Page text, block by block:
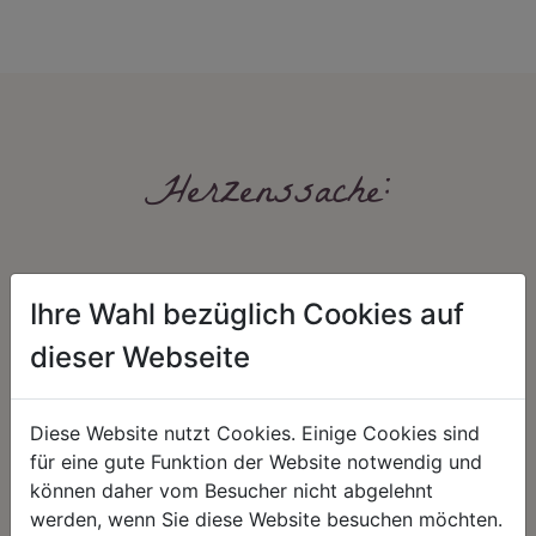
Herzenssache:
Unser Sortiment steht für ein
positives Lebensgefühl. Wir
schenken natürliche, stilvolle
Momente für harmonische Stunden
Nicht immer ist der günstigste Preis
auch ein guter Preis. Wir handeln
fair – im Hinblick auf unsere
Kalkulation, angemessene
Ihre Wahl bezüglich Cookies auf
dieser Webseite
Diese Website nutzt Cookies. Einige Cookies sind
für eine gute Funktion der Website notwendig und
können daher vom Besucher nicht abgelehnt
werden, wenn Sie diese Website besuchen möchten.